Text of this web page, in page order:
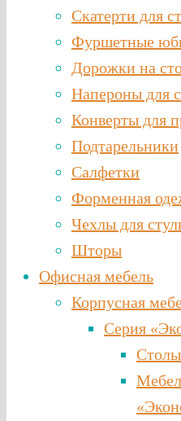
Скатерти для
Фуршетные
Дорожки на
Напероны для
Конверты для
Подтарельники
Салфетки
Форменная
Чехлы для
Шторы
Офисная мебель
Корпусная
Серия